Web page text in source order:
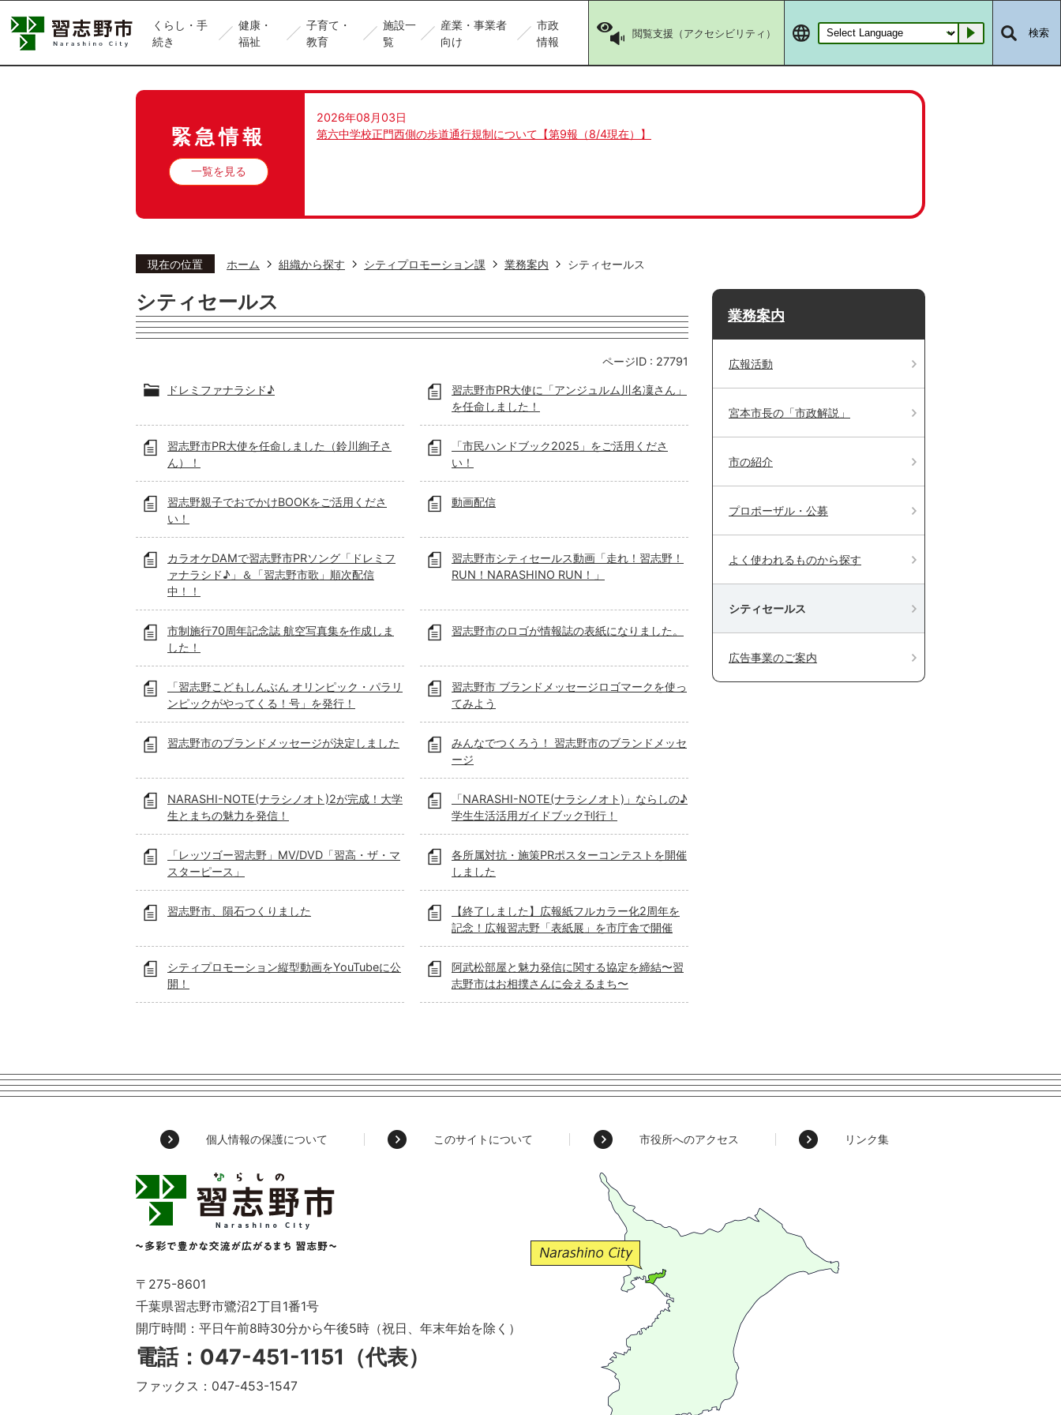
くらし・手
続き
健康・
福祉
子育て・
教育
施設一
覧
産業・事業者
向け
市政
情報
閲覧支援（アクセシビリティ） Go 検索
緊急情報
一覧を見る
2026年08月03日
第六中学校正門西側の歩道通行規制について【第9報（8/4現在）】
現在の位置 ホーム 組織から探す シティプロモーション課 業務案内 シティセールス
シティセールス
ページID : 27791
ドレミファナラシド♪
習志野市PR大使に「アンジュルム川名凜さん」
を任命しました！
習志野市PR大使を任命しました（鈴川絢子さ
ん）！
「市民ハンドブック2025」をご活用くださ
い！
習志野親子でおでかけBOOKをご活用くださ
い！
動画配信
カラオケDAMで習志野市PRソング「ドレミフ
ァナラシド♪」＆「習志野市歌」順次配信
中！！
習志野市シティセールス動画「走れ！習志野！
RUN！NARASHINO RUN！」
市制施行70周年記念誌 航空写真集を作成しま
した！
習志野市のロゴが情報誌の表紙になりました。
「習志野こどもしんぶん オリンピック・パラリ
ンピックがやってくる！号」を発行！
習志野市 ブランドメッセージロゴマークを使っ
てみよう
習志野市のブランドメッセージが決定しました
みんなでつくろう！ 習志野市のブランドメッセ
ージ
NARASHI-NOTE(ナラシノオト)2が完成！大学
生とまちの魅力を発信！
「NARASHI-NOTE(ナラシノオト)」ならしの♪
学生生活活用ガイドブック刊行！
「レッツゴー習志野」MV/DVD「習高・ザ・マ
スターピース」
各所属対抗・施策PRポスターコンテストを開催
しました
習志野市、隕石つくりました
【終了しました】広報紙フルカラー化2周年を
記念！広報習志野「表紙展」を市庁舎で開催
シティプロモーション縦型動画をYouTubeに公
開！
阿武松部屋と魅力発信に関する協定を締結〜習
志野市はお相撲さんに会えるまち〜
業務案内
広報活動
宮本市長の「市政解説」
市の紹介
プロポーザル・公募
よく使われるものから探す
シティセールス
広告事業のご案内
個人情報の保護について このサイトについて 市役所へのアクセス リンク集
習
志
Narashino
～
多
彩
で
豊
か
な
交
〒275-8601
千葉県習志野市鷺沼2丁目1番1号
開庁時間：平日午前8時30分から午後5時（祝日、年末年始を除く）
電話：047-451-1151（代表）
ファックス：047-453-1547